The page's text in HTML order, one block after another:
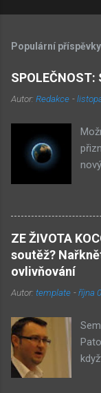
Populární
Autor: Redakce -
to
ZE ŽIVOTA
soutěž?
ovlivňování
Autor: template -října